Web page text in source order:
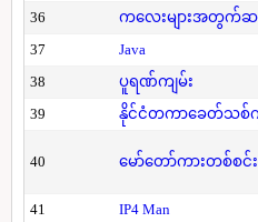
36 ကလေးများအတွက်ဆ
37
Java
38
ပူရဏ်ကျမ်း
39
နိုင်ငံတကာခေတ်သစ်ဂန္
40 မော်တော်ကားတစ်စင်
41
IP4 Man